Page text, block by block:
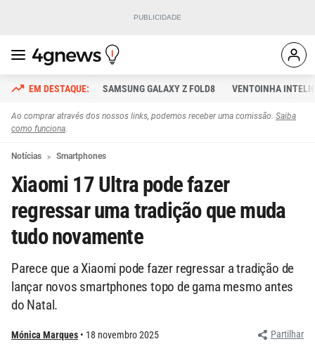
SAMSUNG GALAXY Z FOLD8 VENTOINHA
Ao comprar através dos nossos links, podemos receber uma comissão. Saiba
como funciona.
Notícias Smartphones
Xiaomi 17 Ultra pode fazer
regressar uma tradição que muda
tudo novamente
Parece que a Xiaomi pode fazer regressar a tradição de
lançar novos smartphones topo de gama mesmo antes
do Natal.
Mónica Marques 18 novembro 2025 Partilhar